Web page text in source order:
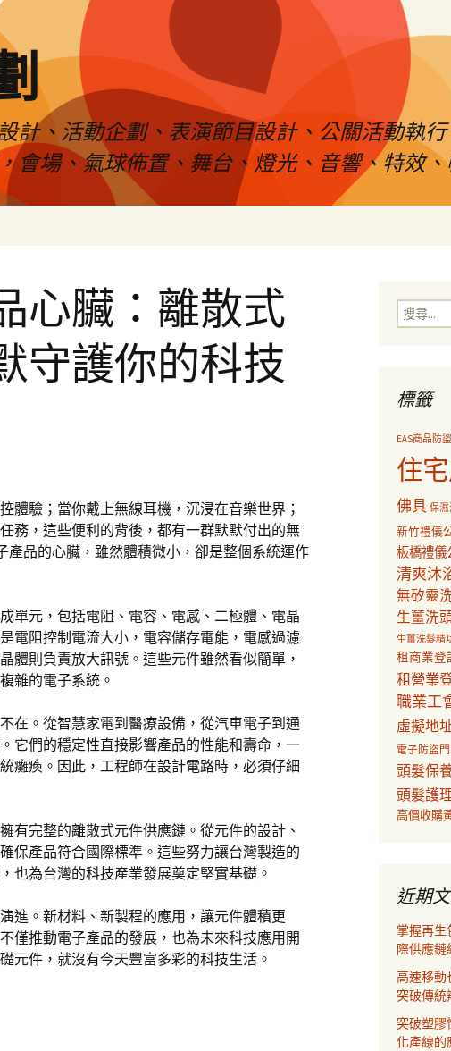
計、活動企劃、表演節目設計、公關活動執
會場、氣球佈置、舞台、燈光、音響、特效
心臟：離散式
守護你的科技
體驗；當你戴上無線耳機，沉浸在音樂世界；
務，這些便利的背後，都有一群默默付出的無
品的心臟，雖然體積微小，卻是整個系統運作
單元，包括電阻、電容、電感、二極體、電晶
電阻控制電流大小，電容儲存電能，電感過濾
體則負責放大訊號。這些元件雖然看似簡單，
雜的電子系統。
在。從智慧家電到醫療設備，從汽車電子到通
它們的穩定性直接影響產品的性能和壽命，一
癱瘓。因此，工程師在設計電路時，必須仔細
有完整的離散式元件供應鏈。從元件的設計、
保產品符合國際標準。這些努力讓台灣製造的
也為台灣的科技產業發展奠定堅實基礎。
進。新材料、新製程的應用，讓元件體積更
僅推動電子產品的發展，也為未來科技應用開
元件，就沒有今天豐富多彩的科技生活。
搜
尋
標籤
EAS商品防盜
住
佛具 保
新竹禮儀
板橋禮儀
清爽沐
無矽靈
生薑洗
生薑洗髮精
租商業登
租營業
職業工
虛擬地
電子防盜門
頭髮保
頭髮護
高價收購
近期
掌握再生
際供應鏈
高速移動
突破傳統
突破塑膠
化產線的